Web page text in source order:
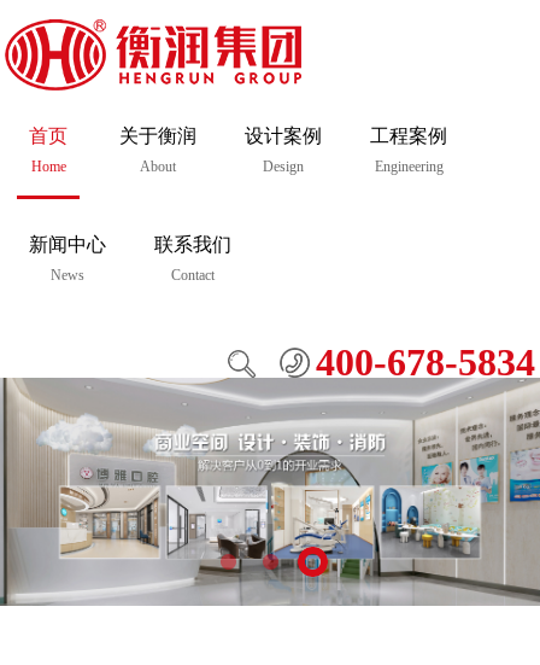
首页
Home
关于衡润
About
设计案例
Design
工程案例
Engineering
新闻中心
News
联系我们
Contact
400-678-5834